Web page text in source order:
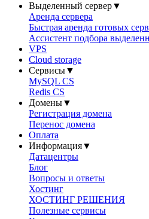
Выделенный сервер▼
Аренда сервера
Быстрая аренда готовых
Ассистент подбора
VPS
Cloud storage
Сервисы▼
MySQL CS
Redis CS
Домены▼
Регистрация домена
Перенос домена
Оплата
Информация▼
Датацентры
Блог
Вопросы и ответы
Хостинг
ХОСТИНГ РЕШЕНИЯ
Полезные сервисы